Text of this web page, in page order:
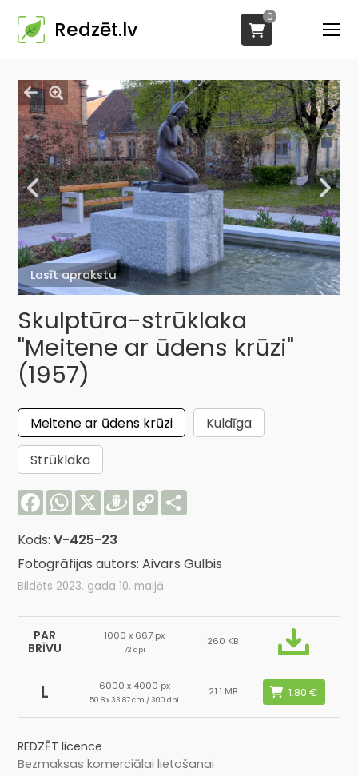
Redzēt.lv
0
Lasīt aprakstu
Skulptūra-strūklaka
"Meitene ar ūdens krūzi"
(1957)
Meitene ar ūdens krūzi
Kuldīga
Strūklaka
FacebookWhatsApp
X Draugiem
Copy
Link
Kods:V-425-23
Fotogrāfijas autors: Aivars Gulbis
Bildēts 2023. gada 10. maijā
PAR
BRĪVU
1000 x 667 px
72 dpi
260 KB
L 6000 x 4000 px
50.8 x 33.87 cm / 300 dpi
21.1 MB
REDZĒT licence
Bezmaksas komerciālai lietošanai